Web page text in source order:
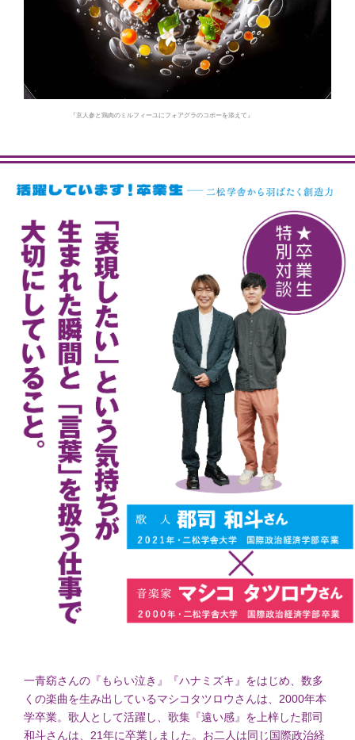
『京人参と鶏肉のミルフィーユにフォアグラのコポーを添えて』
一青窈さんの『もらい泣き』『ハナミズキ』をはじめ、数多
くの楽曲を生み出しているマシコタツロウさんは、2000年本
学卒業。歌人として活躍し、歌集『遠い感』を上梓した郡司
和斗さんは、21年に卒業しました。お二人は同じ国際政治経